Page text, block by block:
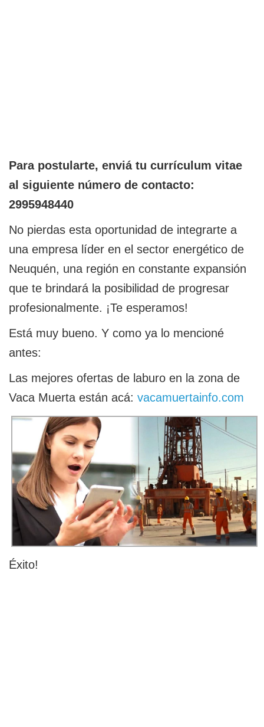
Para postularte, enviá tu currículum vitae
al siguiente número de contacto:
2995948440
No pierdas esta oportunidad de integrarte a
una empresa líder en el sector energético de
Neuquén, una región en constante expansión
que te brindará la posibilidad de progresar
profesionalmente. ¡Te esperamos!
Está muy bueno. Y como ya lo mencioné
antes:
Las mejores ofertas de laburo en la zona de
Vaca Muerta están acá: vacamuertainfo.com
Éxito!